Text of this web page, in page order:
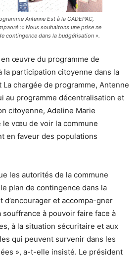
Antenne Est à la CADEPAC,
:« Nous souhaitons une prise ne
contingence dans la budgétisation ».
œuvre du programme de
la participation citoyenne dans la
chargée de programme, Antenne
au programme décentralisation et
citoyenne, Adeline Marie
le vœu de voir la commune
en faveur des populations
les autorités de la commune
plan de contingence dans la
d’encourager et accompa-gner
souffrance à pouvoir faire face à
à la situation sécuritaire et aux
qui peuvent survenir dans les
», a-t-elle insisté. Le président